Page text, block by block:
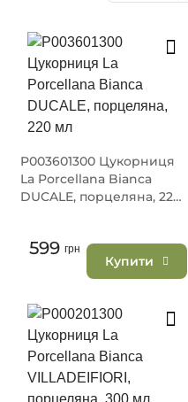
P003601300 Цукорниця
La Porcellana Bianca
DUCALE, порцеляна, 220
599 грн
Купити